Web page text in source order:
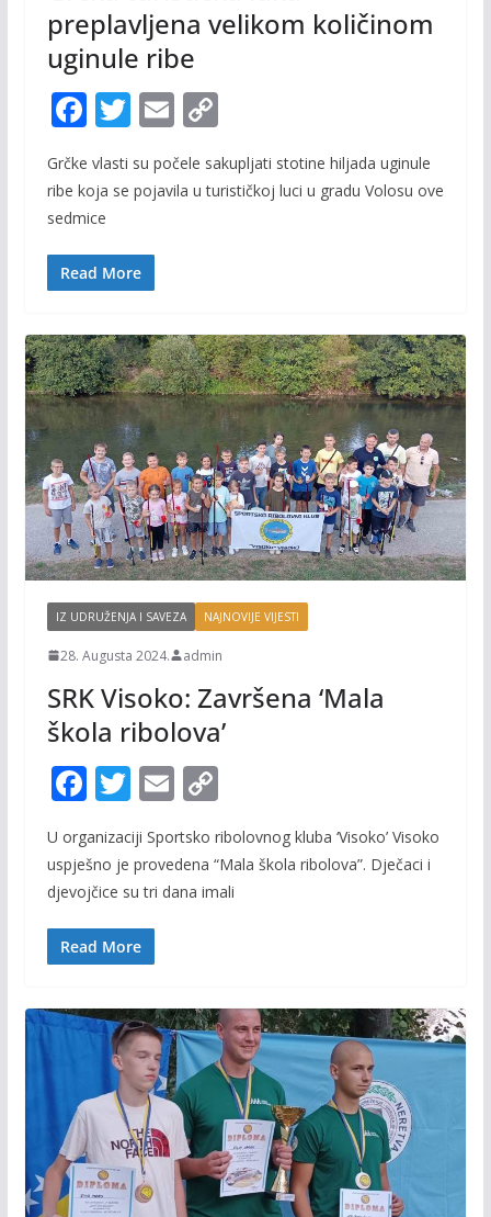
preplavljena velikom količinom
uginule ribe
F
ac
e
b
o
o
T
itt
er
E
m
ai
C
o
p
Grčke vlasti su počele sakupljati stotine hiljada uginule
ribe koja se pojavila u turističkoj luci u gradu Volosu ove
sedmice
Read More
IZ UDRUŽENJA I SAVEZA NAJNOVIJE VIJESTI
28. Augusta 2024. admin
SRK Visoko: Završena ‘Mala
škola ribolova’
F
e
b
o
o
T
itt
er
E
m
ai
l
C
o
p
y
U organizaciji Sportsko ribolovnog kluba ‘Visoko’ Visoko
uspješno je provedena “Mala škola ribolova”. Dječaci i
djevojčice su tri dana imali
Read More